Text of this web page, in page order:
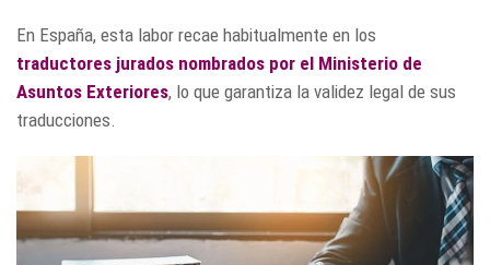
En España, esta labor recae habitualmente en los
traductores jurados nombrados por el Ministerio de
Asuntos Exteriores, lo que garantiza la validez legal de sus
traducciones.